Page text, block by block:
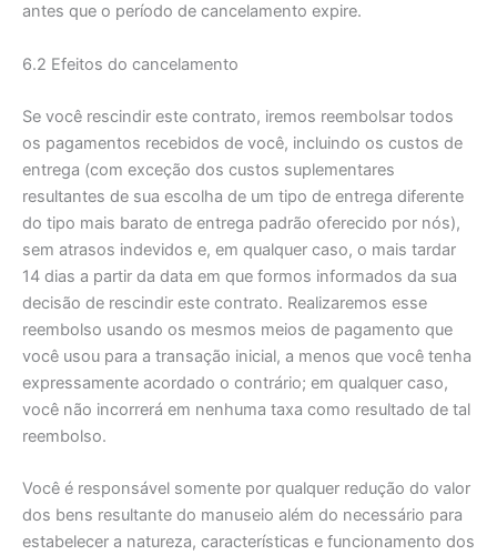
antes que o período de cancelamento expire.
6.2 Efeitos do cancelamento
Se você rescindir este contrato, iremos reembolsar todos
os pagamentos recebidos de você, incluindo os custos de
entrega (com exceção dos custos suplementares
resultantes de sua escolha de um tipo de entrega diferente
do tipo mais barato de entrega padrão oferecido por nós),
sem atrasos indevidos e, em qualquer caso, o mais tardar
14 dias a partir da data em que formos informados da sua
decisão de rescindir este contrato. Realizaremos esse
reembolso usando os mesmos meios de pagamento que
você usou para a transação inicial, a menos que você tenha
expressamente acordado o contrário; em qualquer caso,
você não incorrerá em nenhuma taxa como resultado de tal
reembolso.
Você é responsável somente por qualquer redução do valor
dos bens resultante do manuseio além do necessário para
estabelecer a natureza, características e funcionamento dos